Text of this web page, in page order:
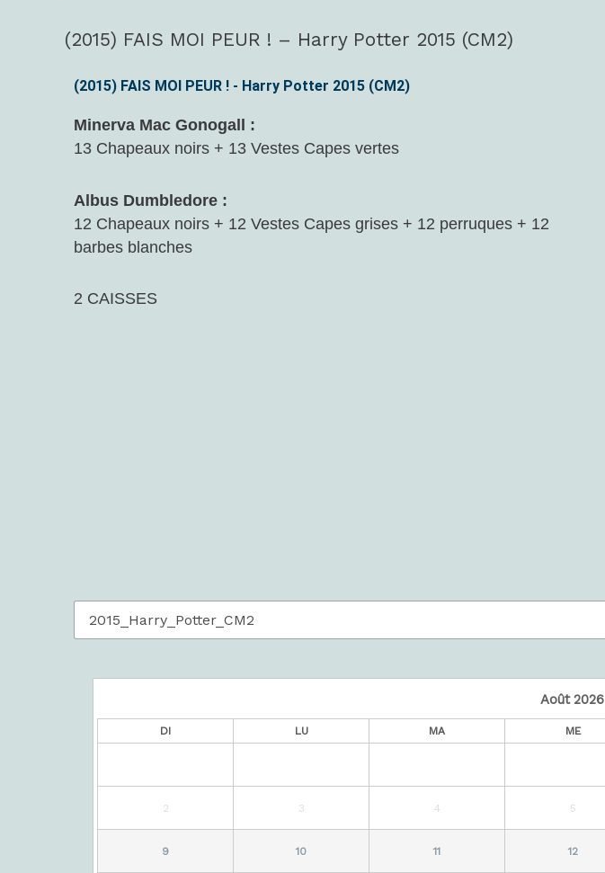
(2015) FAIS MOI PEUR ! – Harry Potter 2015 (CM2)
(2015) FAIS MOI PEUR ! - Harry Potter 2015 (CM2)
Minerva Mac Gonogall :
13 Chapeaux noirs + 13 Vestes Capes vertes
Albus Dumbledore :
12 Chapeaux noirs + 12 Vestes Capes grises + 12 perruques + 12
barbes blanches
2 CAISSES
Août 2026
DI LU MA ME
2 3 4 5
9 10 11 12
(2015)
MOI
Potter
2015
(CM2)